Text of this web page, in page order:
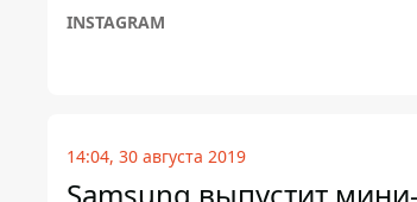
INSTAGRAM
14:04, 30 августа 2019